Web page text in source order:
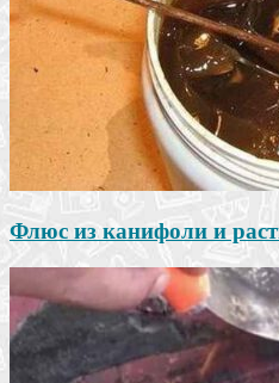
Флюс из канифоли и